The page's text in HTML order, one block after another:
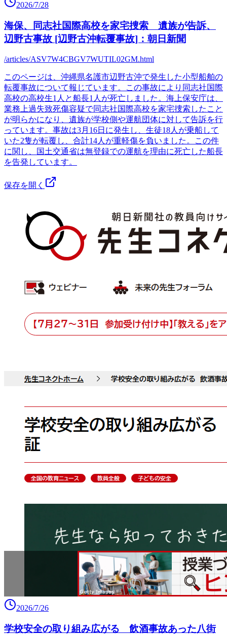
2026/7/28
海保、同志社国際高校を家宅捜索 遺族が告訴、
辺野古事故 [辺野古沖転覆事故]：朝日新聞
/articles/ASV7W4CBGV7WUTIL02GM.html
このページは、沖縄県名護市辺野古沖で発生した小型船舶の
転覆事故について報じています。この事故により同志社国際
高校の高校生1人と船長1人が死亡しました。海上保安庁は、
業務上過失致死傷容疑で同志社国際高校を家宅捜索したこと
が明らかになり、遺族が学校側や運航団体に対して告訴を行
っています。事故は3月16日に発生し、生徒18人が乗船して
いた2隻が転覆し、合計14人が重軽傷を負いました。この件
に関し、国土交通省は無登録での運航を理由に死亡した船長
を告発しています。
保存を開く
2026/7/26
学校安全の取り組み広がる 飲酒事故あった八街